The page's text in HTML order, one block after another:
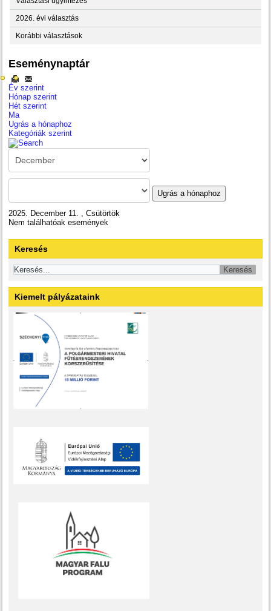
2026. évi választás
Korábbi választások
Eseménynaptár
Év szerint
Hónap szerint
Hét szerint
Ma
Ugrás a hónaphoz
Kategóriák szerint
Ugrás a hónaphoz
2025. December 11. , Csütörtök
Nem találhatóak események
Keresés
Kiemelt pályázataink